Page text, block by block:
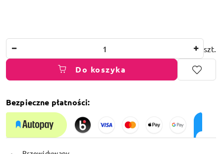
szt.
Do koszyka
Bezpieczne płatności: